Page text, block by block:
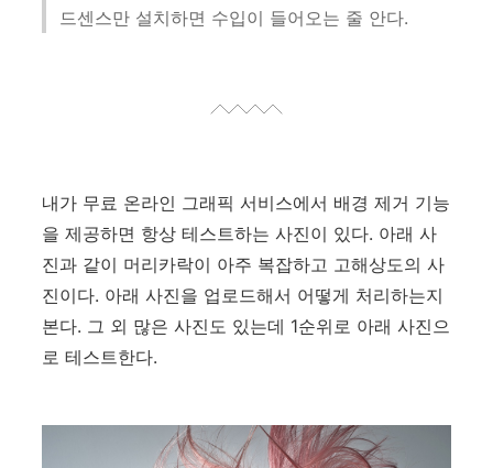
드센스만 설치하면 수입이 들어오는 줄 안다.
내가 무료 온라인 그래픽 서비스에서 배경 제거 기능
을 제공하면 항상 테스트하는 사진이 있다. 아래 사
진과 같이 머리카락이 아주 복잡하고 고해상도의 사
진이다. 아래 사진을 업로드해서 어떻게 처리하는지
본다. 그 외 많은 사진도 있는데 1순위로 아래 사진으
로 테스트한다.